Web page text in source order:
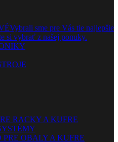
Vybrali sme pre Vás tie najlepšie
si vybrať z našej ponuky.
RACKY A KUFRE
PRE OBALY A KUFRE